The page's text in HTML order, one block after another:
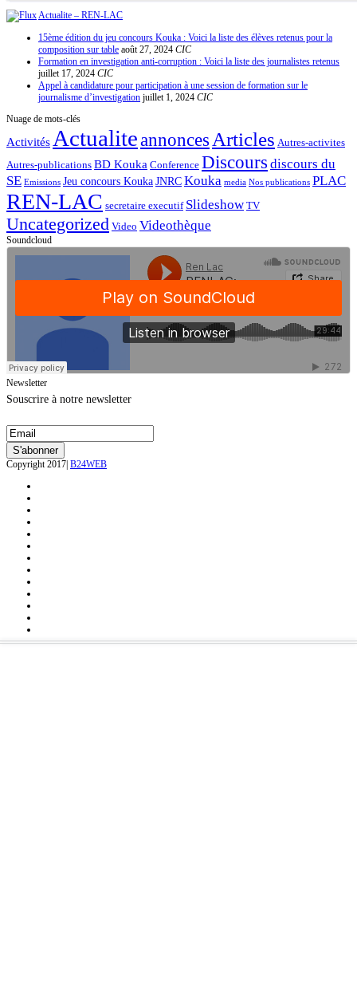
Actualite – REN-LAC
15ème édition du jeu concours Kouka : Voici la liste des élèves retenus pour la
composition sur table août 27, 2024 CIC
Formation en investigation anti-corruption : Voici la liste des journalistes retenus
juillet 17, 2024 CIC
Appel à candidature pour participation à une session de formation sur le
journalisme d’investigation juillet 1, 2024 CIC
Nuage de mots-clés
Activités Actualiteannonces Articles Autres-activites
Autres-publications BD Kouka Conference Discours discours du
SE Emissions Jeu concours KoukaJNRCKouka media Nos publications PLAC
REN-LAC secretaire executif Slideshow TV
Uncategorized Video Videothèque
Soundcloud
Newsletter
Souscrire à notre newsletter
Copyright 2017| B24WEB